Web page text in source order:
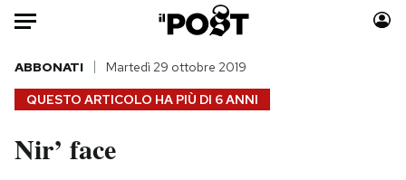
Auto
HOME
Italia
QUESTO ARTICOLO HA PIÙ DI 6 ANNI
ABBONATI Martedì 29 ottobre 2019
Nir’ face